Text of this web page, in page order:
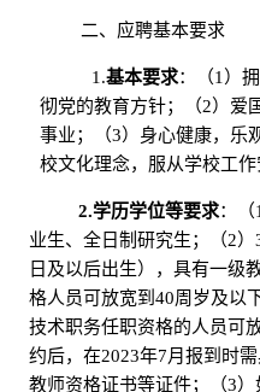
二、应聘基本要求
1.基本要求：（1）
彻党的教育方针；（2）爱
事业；（3）身心健康，乐
校文化理念，服从学校工作
2.学历学位等要求：（
业生、全日制研究生；（2
日及以后出生），具有一级
格人员可放宽到 40周岁及以
技术职务任职资格的人员可
约后，在2023年7月报到时
教师资格证书等证件；（3